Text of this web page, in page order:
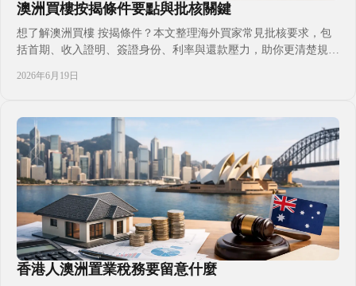
澳洲買樓按揭條件要點與批核關鍵
想了解澳洲買樓 按揭條件？本文整理海外買家常見批核要求，包
括首期、收入證明、簽證身份、利率與還款壓力，助你更清楚規劃
2026年6月19日
香港人澳洲置業稅務要留意什麼